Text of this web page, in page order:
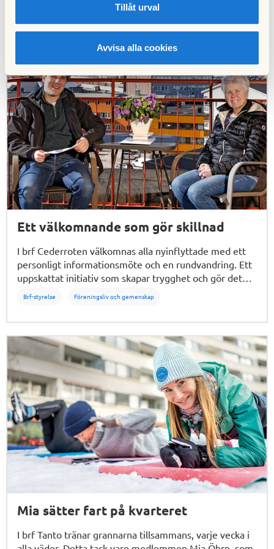
Tillåt urval
Avvisa alla cookies
Få inspiration för ditt boende
Ett välkomnande som gör skillnad
I brf Cederroten välkomnas alla nyinflyttade med ett
personligt informationsmöte och en rundvandring. Ett
uppskattat initiativ som skapar trygghet och gör det
Brf-styrelse Föreningsliv och gemenskap
Mia sätter fart på kvarteret
I brf Tanto tränar grannarna tillsammans, varje vecka i